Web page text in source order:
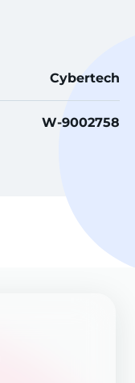
Cybertech
W-9002758